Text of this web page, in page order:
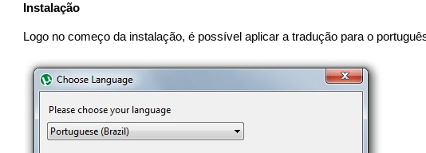
Instalação
Logo no começo da instalação, é possível aplicar a tradução para o